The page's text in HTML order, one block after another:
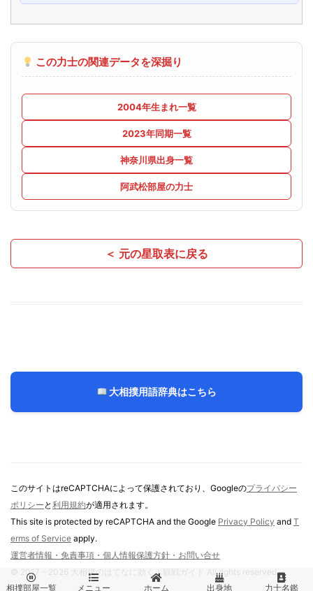
この力士の関連データを深掘り
2004年生まれ一覧
2023年同期一覧
神奈川県出身一覧
阿武松部屋の力士
＜ 元の星取表に戻る
大相撲用語辞典はこちら
このサイトはreCAPTCHAによって保護されており、Googleのプライバシー
ポリシー と利用規約が適用されます。
This site is protected by reCAPTCHA and the Google Privacy Policy and T
erms of Service apply.
運営者情報・免責事項・個人情報保護方針・お問い合せ
© 2017 - 2026 大相撲のはてなに効く！観戦ガイド All rights reserved.

相撲部屋一覧

メニュー

ホーム

出身地

力士名鑑